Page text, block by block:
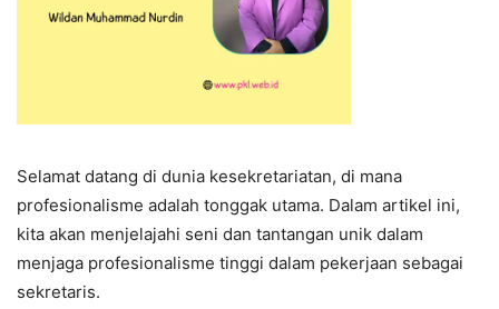
Selamat datang di dunia kesekretariatan, di mana
profesionalisme adalah tonggak utama. Dalam artikel ini,
kita akan menjelajahi seni dan tantangan unik dalam
menjaga profesionalisme tinggi dalam pekerjaan sebagai
sekretaris.